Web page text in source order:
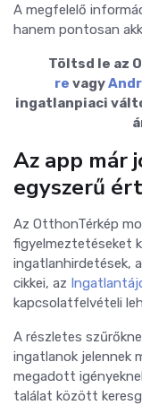
A megfelelő
hanem pontosan
Töltsd le az
re vagy
ingatlanpiaci
Az app már
egyszerű
Az OtthonTérkép
figyelmeztetéseket
ingatlanhirdetések,
cikkei, az
kapcsolatfelvételi
A részletes
ingatlanok jelennek
megadott
találat között